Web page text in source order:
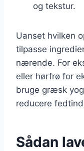
og tekstur.
Uanset hvilken
tilpasse
nærende. For
eller hørfrø for
bruge græsk
reducere
Sådan